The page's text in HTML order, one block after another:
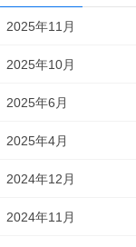
2025年11月
2025年10月
2025年6月
2025年4月
2024年12月
2024年11月